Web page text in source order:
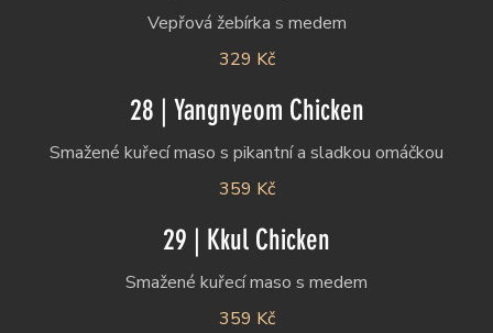
329 Kč
28 | Yangnyeom Chicken
Smažené kuřecí maso s pikantní a sladkou omáčkou
359 Kč
29 | Kkul Chicken
Smažené kuřecí maso s medem
359 Kč